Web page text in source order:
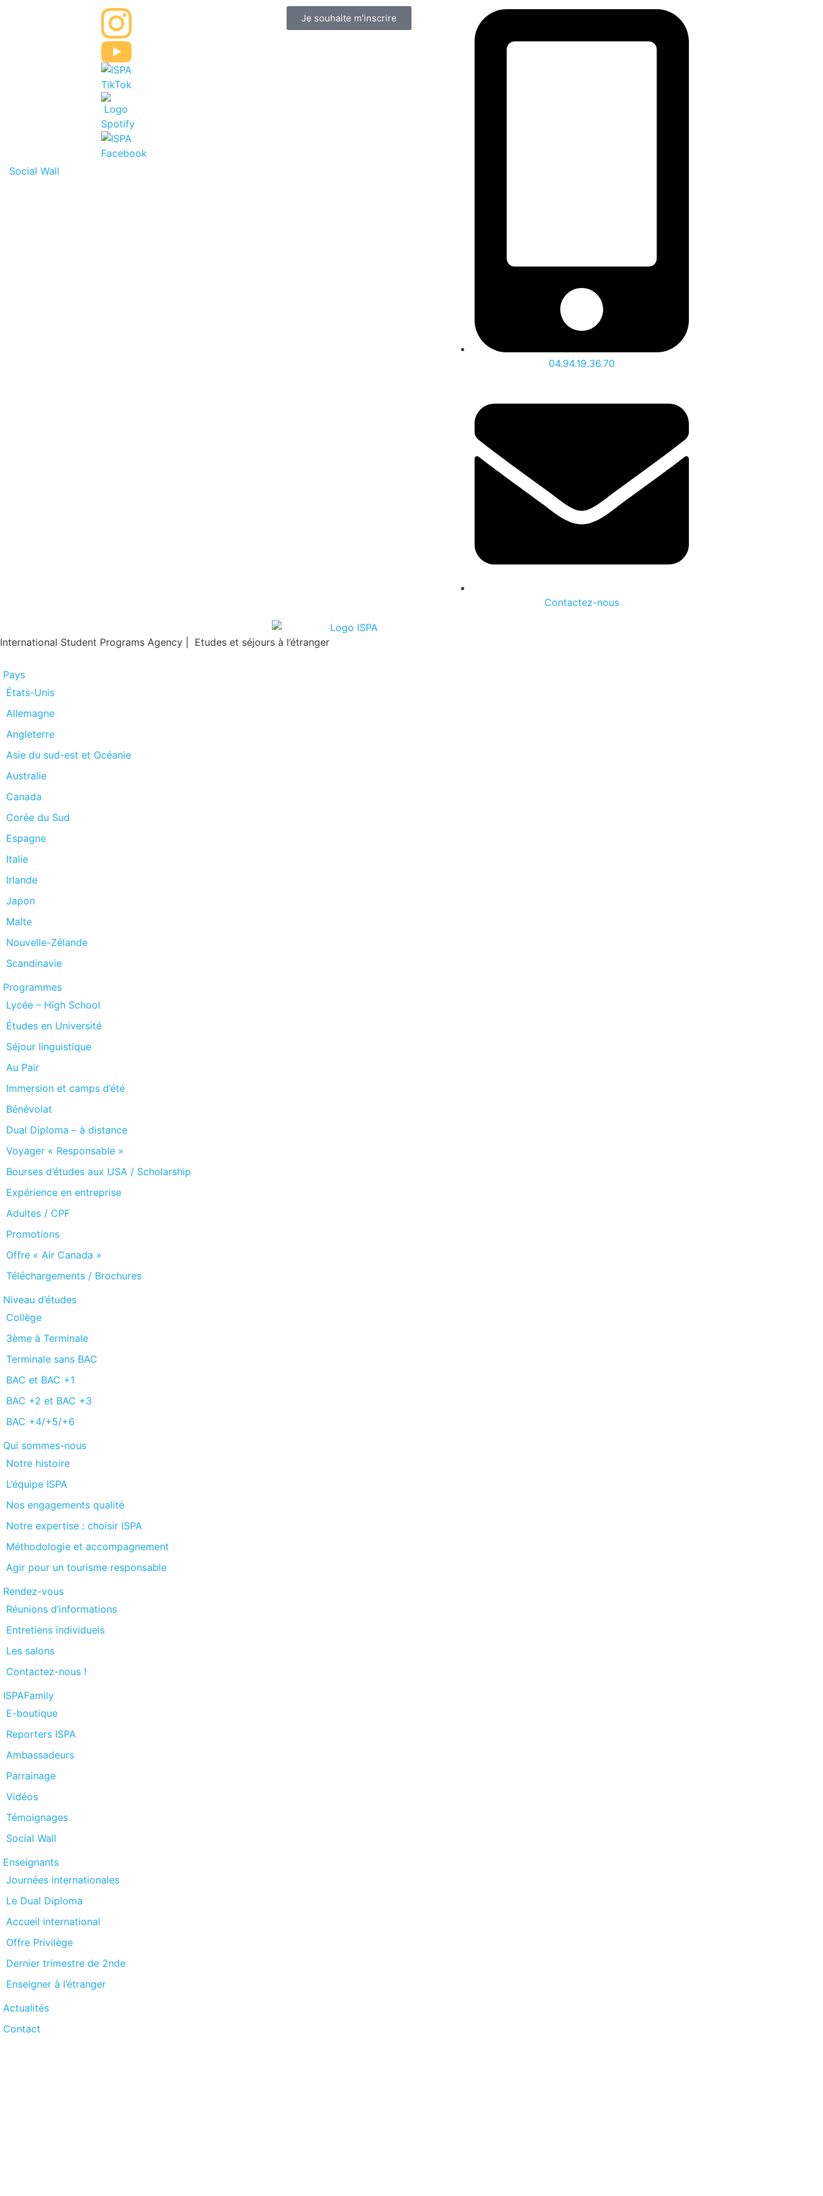
Social Wall
Je souhaite m'inscrire
04.94.19.36.70
Contactez-nous
International Student Programs Agency | Etudes et séjours à l’étranger
Pays
États-Unis
Allemagne
Angleterre
Asie du sud-est et Océanie
Australie
Canada
Corée du Sud
Espagne
Italie
Irlande
Japon
Malte
Nouvelle-Zélande
Scandinavie
Programmes
Lycée – High School
Études en Université
Séjour linguistique
Au Pair
Immersion et camps d’été
Bénévolat
Dual Diploma – à distance
Voyager « Responsable »
Bourses d’études aux USA / Scholarship
Expérience en entreprise
Adultes / CPF
Promotions
Offre « Air Canada »
Téléchargements / Brochures
Niveau d’études
Collège
3ème à Terminale
Terminale sans BAC
BAC et BAC +1
BAC +2 et BAC +3
BAC +4/+5/+6
Qui sommes-nous
Notre histoire
L’équipe ISPA
Nos engagements qualité
Notre expertise : choisir ISPA
Méthodologie et accompagnement
Agir pour un tourisme responsable
Rendez-vous
Réunions d’informations
Entretiens individuels
Les salons
Contactez-nous !
ISPAFamily
E-boutique
Reporters ISPA
Ambassadeurs
Parrainage
Vidéos
Témoignages
Social Wall
Enseignants
Journées internationales
Le Dual Diploma
Accueil international
Offre Privilège
Dernier trimestre de 2nde
Enseigner à l’étranger
Actualités
Contact